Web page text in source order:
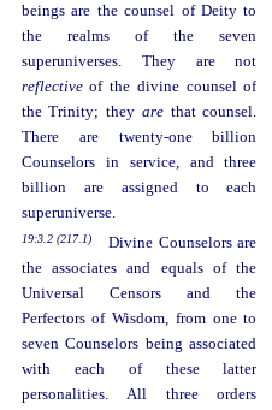
beings are the counsel of Deity to
the realms of the seven
superuniverses. They are not
reflectiveof the divine counsel of
the Trinity; they arethat counsel.
There are twenty-one billion
Counselors in service, and three
billion are assigned to each
superuniverse.
19:3.2 (217.1)
Divine Counselors are
the associates and equals of the
Universal Censors and the
Perfectors of Wisdom, from one to
seven Counselors being associated
with each of these latter
personalities. All three orders